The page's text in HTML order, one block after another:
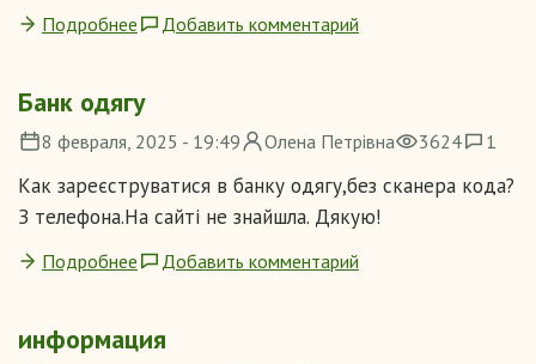
Подробнее Добавить комментарий
Банк одягу
8 февраля, 2025 - 19:49 Олена Петрівна 3624 1
Как зареєструватися в банку одягу,без сканера кода?
З телефона.На сайті не знайшла. Дякую!
Подробнее Добавить комментарий
информация